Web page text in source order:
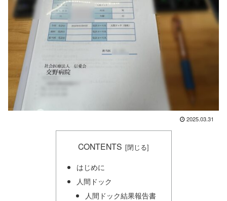
2025.03.31
CONTENTS
はじめに
人間ドック
人間ドック結果報告書